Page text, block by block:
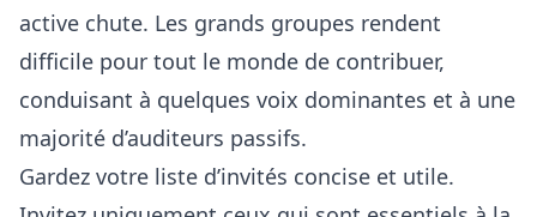
active chute. Les grands groupes rendent
difficile pour tout le monde de contribuer,
conduisant à quelques voix dominantes et à une
majorité d’auditeurs passifs.
Gardez votre liste d’invités concise et utile.